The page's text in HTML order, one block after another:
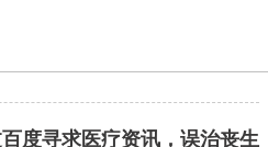
度寻求医疗资讯，误治丧生